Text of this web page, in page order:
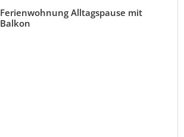
Ferienwohnung Alltagspause mit
Balkon